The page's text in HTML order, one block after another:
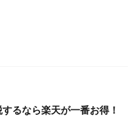
るなら楽天が一番お得！